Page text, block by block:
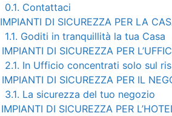
0.1. Contattaci
IMPIANTI DI SICUREZZA PER LA
1.1. Goditi in tranquillità la tua Casa
IMPIANTI DI SICUREZZA PER
2.1. In Ufficio concentrati solo sul
IMPIANTI DI SICUREZZA PER IL
3.1. La sicurezza del tuo negozio
IMPIANTI DI SICUREZZA PER